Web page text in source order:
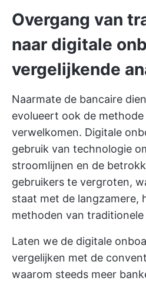
Overgang van
naar digitale
vergelijkende
Naarmate de bancaire
evolueert ook de
verwelkomen. Digitale
gebruik van technologie
stroomlijnen en de
gebruikers te vergroten,
staat met de langzamere,
methoden van
Laten we de digitale
vergelijken met de
waarom steeds meer